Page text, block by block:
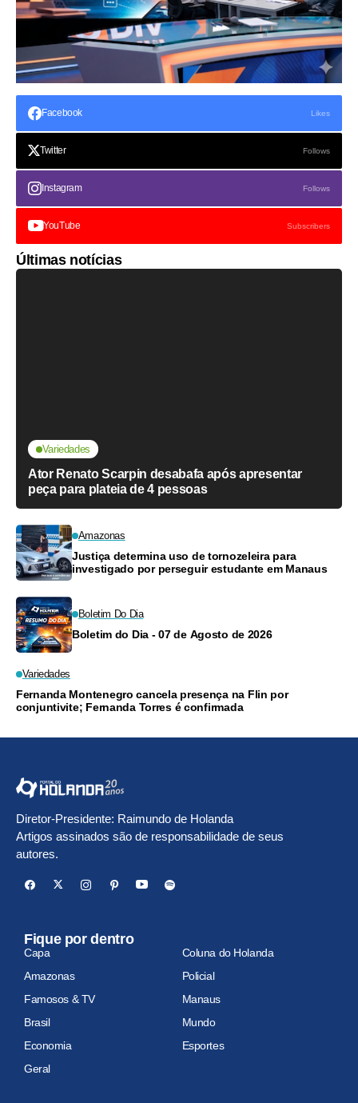
Facebook Likes
Twitter Follows
Instagram Follows
YouTube Subscribers
Últimas notícias
Variedades
Ator Renato Scarpin desabafa após apresentar
peça para plateia de 4 pessoas
Amazonas
Justiça determina uso de tornozeleira para
investigado por perseguir estudante em Manaus
Boletim Do Dia
Boletim do Dia - 07 de Agosto de 2026
Variedades
Fernanda Montenegro cancela presença na Flin por
conjuntivite; Fernanda Torres é confirmada
Diretor-Presidente: Raimundo de Holanda
Artigos assinados são de responsabilidade de seus
autores.
Fique por dentro
Capa
Coluna do Holanda
Amazonas
Policial
Famosos & TV
Manaus
Brasil
Mundo
Economia
Esportes
Geral